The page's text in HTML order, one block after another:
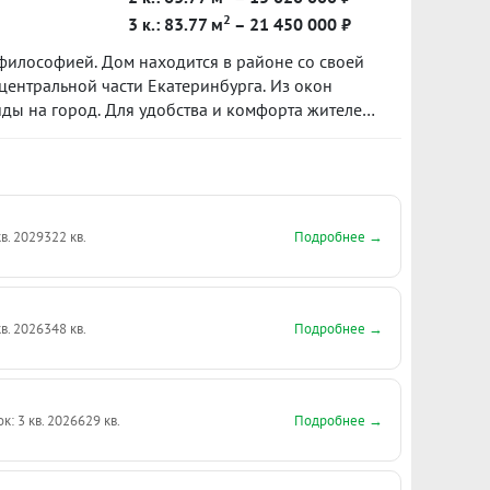
3 к.: 83.77 м2 – 21 450 000 ₽
Дом находится в районе со своей
части Екатеринбурга. Из окон
на город. Для удобства и комфорта жителей
2029322 кв. Подробнее →
2026348 кв. Подробнее →
3 кв. 2026629 кв. Подробнее →